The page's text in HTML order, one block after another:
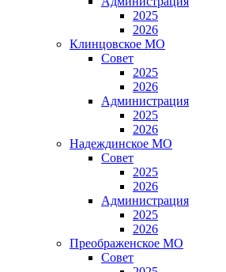
2025
2026
Клинцовское МО
Совет
2025
2026
Администрация
2025
2026
Надеждинское МО
Совет
2025
2026
Администрация
2025
2026
Преображенское МО
Совет